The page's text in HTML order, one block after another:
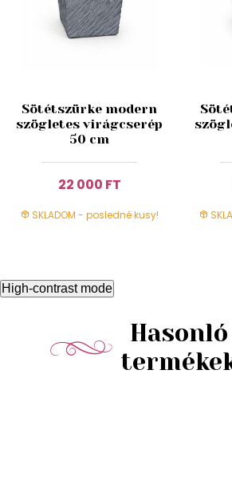
Sötétszürke modern
szögletes virágcserép
50 cm
22 000 FT
SKLADOM - posledné kusy!
High-contrast mode
Hasonló